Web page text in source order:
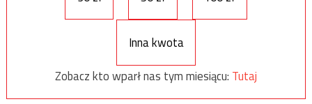
Inna kwota
Zobacz kto wparł nas tym miesiącu: Tutaj